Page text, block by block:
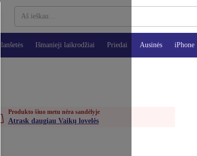
Planšetės Išmanieji laikrodžiai Priedai Ausinės iPhone
Produkto šiuo metu nėra sandėlyje
Atrask daugiau Vaikų lovelės